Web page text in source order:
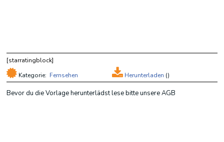
[starratingblock]
Herunterladen ()
Kategorie: Fernsehen
Bevor du die Vorlage herunterlädst lese bitte unsere AGB